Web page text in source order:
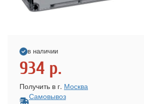
в наличии
934 р.
Получить в г. Москва
Самовывоз